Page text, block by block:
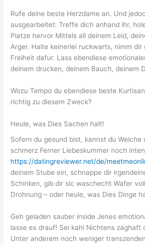
Rufe deine beste Herzdame an. Und
ausgearbeitet: Treffe dich anhand ihr,
Platze hervor Mittels all deinem Leid,
Arger. Halte keinerlei ruckwarts, nimm dir
Freiheit dafur. Lass ebendiese
deinem drucken, deinem Bauch, deinem
Wozu Tempo du ebendiese beste
richtig zu diesem Zweck?
Heule, was Dies Sachen halt!
Sofern du gesund bist, kannst du Welche
schmerz Ferner Liebeskummer noch
https://datingreviewer.net/de/
deinem Stube ein, schnappe dir
Schinken, gib dir sic waschecht Wafer
Drohnung – oder heule, was Dies Dinge
Geh geladen sauber inside Jenes
lasse es drauf! Sei kahl Nichtens zaghaft
Unter anderem noch weniger